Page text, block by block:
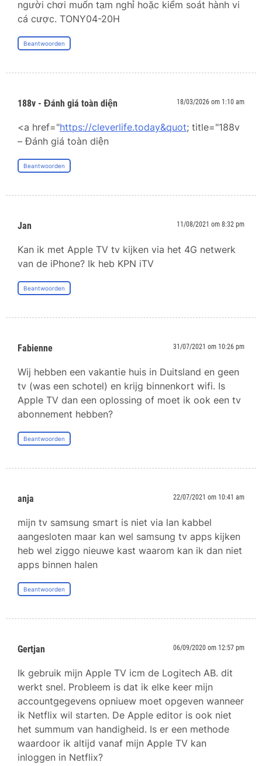
người chơi muốn tạm nghỉ hoặc kiểm soát hành vi
cá cược. TONY04-20H
Beantwoorden
188v - Đánh giá toàn diện 18/03/2026 om 1:10 am
<a href="https://cleverlife.today&quot; title="188v
– Đánh giá toàn diện
Beantwoorden
Jan 11/08/2021 om 8:32 pm
Kan ik met Apple TV tv kijken via het 4G netwerk
van de iPhone? Ik heb KPN iTV
Beantwoorden
Fabienne 31/07/2021 om 10:26 pm
Wij hebben een vakantie huis in Duitsland en geen
tv (was een schotel) en krijg binnenkort wifi. Is
Apple TV dan een oplossing of moet ik ook een tv
abonnement hebben?
Beantwoorden
anja 22/07/2021 om 10:41 am
mijn tv samsung smart is niet via lan kabbel
aangesloten maar kan wel samsung tv apps kijken
heb wel ziggo nieuwe kast waarom kan ik dan niet
apps binnen halen
Beantwoorden
Gertjan 06/09/2020 om 12:57 pm
Ik gebruik mijn Apple TV icm de Logitech AB. dit
werkt snel. Probleem is dat ik elke keer mijn
accountgegevens opniuew moet opgeven wanneer
ik Netflix wil starten. De Apple editor is ook niet
het summum van handigheid. Is er een methode
waardoor ik altijd vanaf mijn Apple TV kan
inloggen in Netflix?